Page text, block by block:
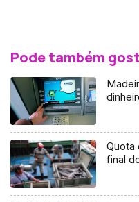
Pode também
Quota
final